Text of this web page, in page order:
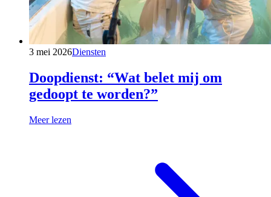
3 mei 2026Diensten
Doopdienst: “Wat belet mij om
gedoopt te worden?”
Meer lezen